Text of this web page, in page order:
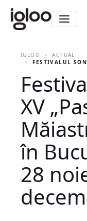
IGLOO
ACTUAL
FESTIVALUL
XV
în
28